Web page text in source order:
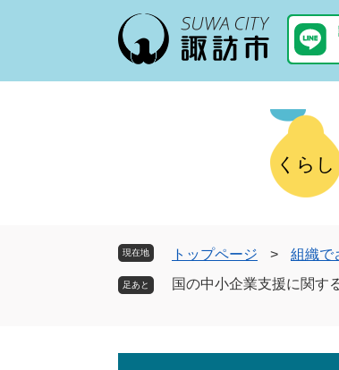
くらし
現在地 トップページ > 組織で
国の中小企業支援に関す